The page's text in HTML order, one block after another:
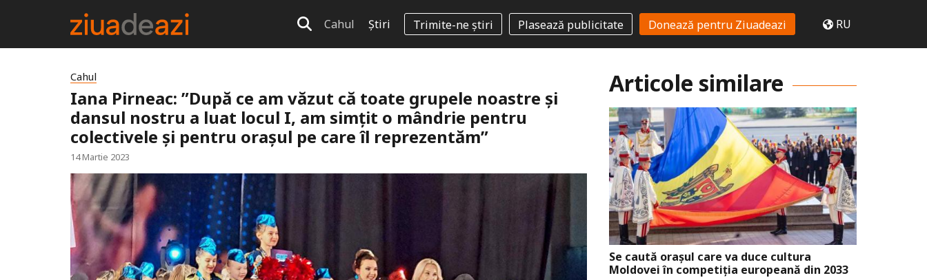
Cahul Știri Trimite-ne știri Plasează publicitate Donează pentru Ziuadeazi RU
Cahul
Iana Pirneac: ”După ce am văzut că toate grupele noastre şi
dansul nostru a luat locul I, am simţit o mândrie pentru
colectivele și pentru oraşul pe care îl reprezentăm”
14 Martie 2023
Articole similare
Se caută orașul care va duce cultura
Moldovei în competiția europeană din 2033